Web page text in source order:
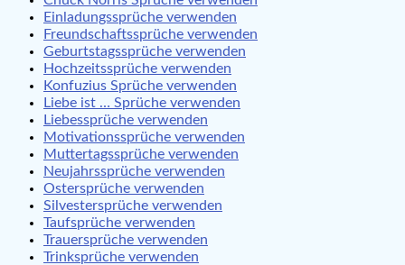
Einladungssprüche verwenden
Freundschaftssprüche verwenden
Geburtstagssprüche verwenden
Hochzeitssprüche verwenden
Konfuzius Sprüche verwenden
Liebe ist … Sprüche verwenden
Liebessprüche verwenden
Motivationssprüche verwenden
Muttertagssprüche verwenden
Neujahrssprüche verwenden
Ostersprüche verwenden
Silvestersprüche verwenden
Taufsprüche verwenden
Trauersprüche verwenden
Trinksprüche verwenden